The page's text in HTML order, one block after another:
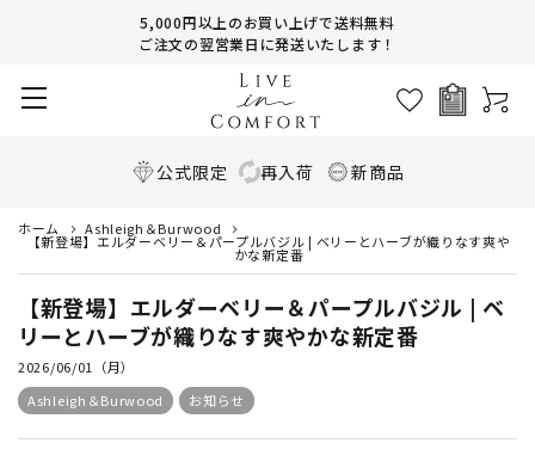
5,000円以上のお買い上げで送料無料
ご注文の翌営業日に発送いたします！
公式限定 再入荷 新商品
ホーム Ashleigh＆Burwood
【新登場】エルダーベリー＆パープルバジル | ベリーとハーブが織りなす爽や
かな新定番
【新登場】エルダーベリー＆パープルバジル | ベ
リーとハーブが織りなす爽やかな新定番
2026/06/01（月）
Ashleigh＆Burwood
お知らせ